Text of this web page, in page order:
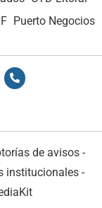
Puerto Negocios
de avisos -
institucionales -